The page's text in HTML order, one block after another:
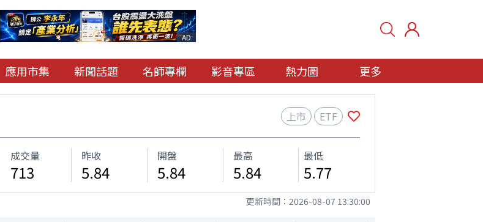
AD
應用市集 新聞話題 名師專欄 影音專區 熱力圖 更多
上市 ETF
成交量
713
昨收
5.84
開盤
5.84
最高
5.84
最低
5.77
更新時間： 2026-08-07 13:30:00